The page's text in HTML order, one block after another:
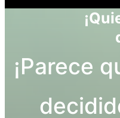
¡Parece